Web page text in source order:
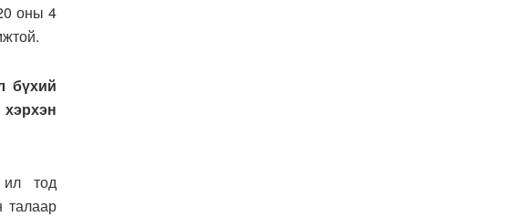
оны 4
бүхий
ил тод
талаар